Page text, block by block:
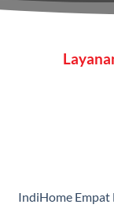
hiburan
pengguna
stabil, dan
IndiHome Empat